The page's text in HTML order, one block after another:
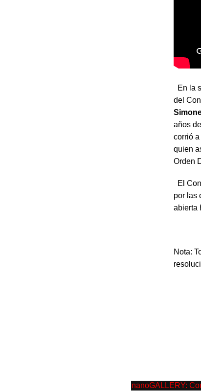
En la
del
años
corrió
quien
Orden
El
por las
abierta
Nota:
nanoGALLERY: